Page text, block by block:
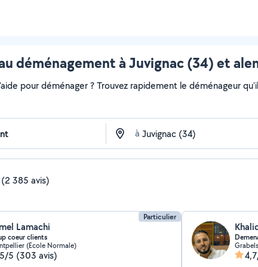
déménagement à Juvignac (34) et
pour déménager ? Trouvez rapidement le déménageur
à
(2 385 avis)
Particulier
Lamachi
coeur clients
(Ecole Normale)
5/5 (303 avis)